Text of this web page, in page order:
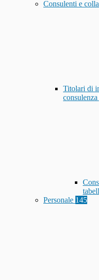
Consulenti e
Titolari di
consulenza
Personale 145